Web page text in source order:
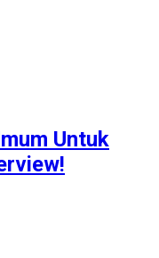
Untuk